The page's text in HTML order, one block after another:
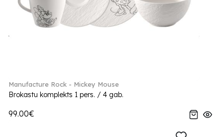
Manufacture Rock - Mickey Mouse
Brokastu komplekts 1 pers. / 4 gab.
99.00€